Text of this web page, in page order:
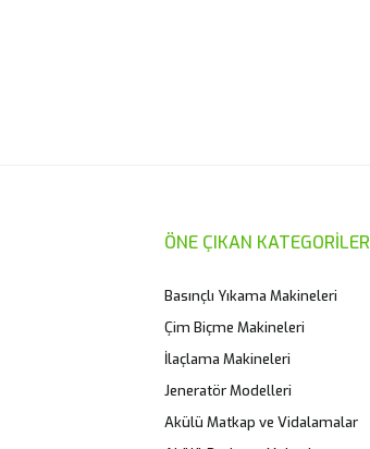
ÖNE ÇIKAN KATEGORİLER
Basınçlı Yıkama Makineleri
Çim Biçme Makineleri
İlaçlama Makineleri
Jeneratör Modelleri
Akülü Matkap ve Vidalamalar